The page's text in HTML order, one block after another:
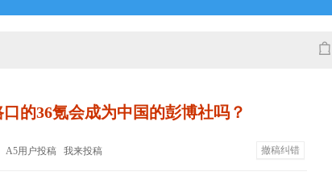
的36氪会成为中国的彭博社吗？
A5用户投稿 我来投稿 撤稿纠错